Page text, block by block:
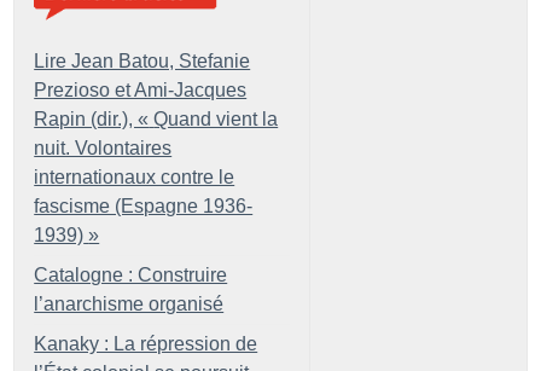
Lire Jean Batou, Stefanie
Prezioso et Ami-Jacques
Rapin (dir.), « Quand vient la
nuit. Volontaires
internationaux contre le
fascisme (Espagne 1936-
1939) »
Catalogne : Construire
l’anarchisme organisé
Kanaky : La répression de